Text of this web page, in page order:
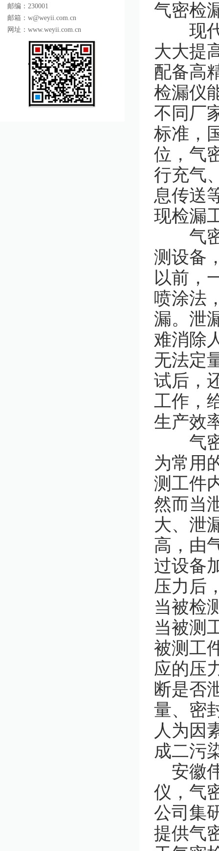
邮编：230001
邮箱：w@weyii.com.cn
网址：www.weyii.com.cn
气密检
现代
大大提
配备高
检漏仪
不同厂
标准，
位，气
行充气
息传送
现检漏
气密
测设备
以前，
喷涂法
漏。泄
难消除
无法定
试后，
工作，
生产效
气密
为常用
测工件
然而当
大、泄
高，由
过设备
压力后
当被检
当被测
被测工
应的压
断是否
量、密
人为因
成二污
安徽
仪，气
公司集
提供气